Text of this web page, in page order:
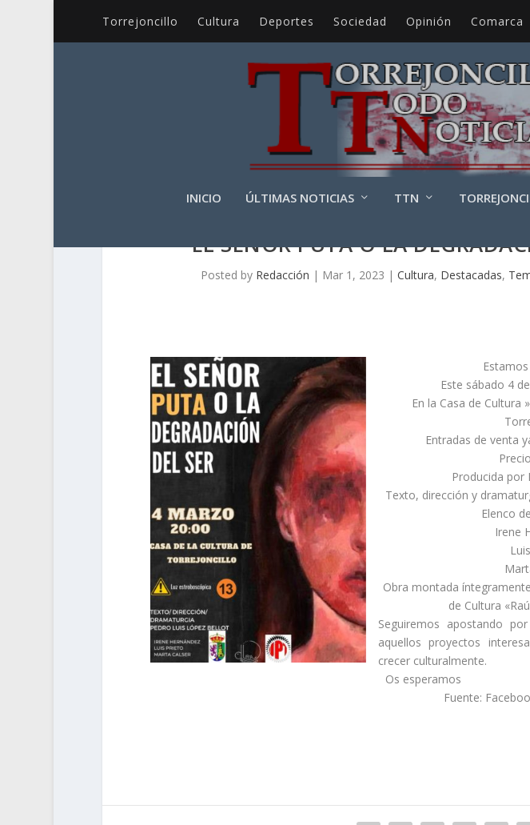
Torrejoncillo Cultura Deportes Sociedad Opinión Comarca
INICIO ÚLTIMAS NOTICIAS TTN
EL SEÑOR PUTA O LA
Posted by Redacción | Mar 1, 2023 | Cultura, Destacadas,
Este sábado 4
En la Casa de Cultura
Entradas de venta
Producida por
Texto, dirección y
Elenco
Irene
Obra montada
de Cultura
Seguiremos apostando
aquellos proyectos
crecer culturalmente.
Os esperamos
Fuente: